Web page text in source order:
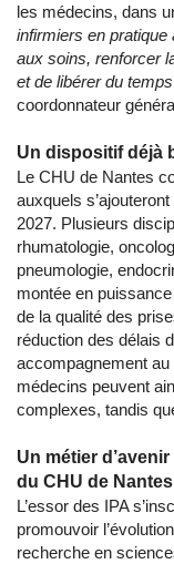
les médecins, dans
infirmiers en pratique
aux soins, renforcer
et de libérer du
coordonnateur
Un dispositif déjà
Le CHU de Nantes
auxquels
2027. Plusieurs
rhumatologie,
pneumologie,
montée en
de la qualité des
réduction des délais
accompagnement
médecins peuvent
complexes, tandis
Un métier
du CHU de Nantes
L’essor des IPA
promouvoir
recherche en